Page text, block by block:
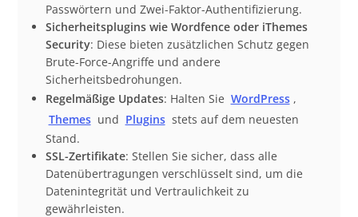
Passwörtern und Zwei-Faktor-Authentifizierung.
Sicherheitsplugins wie Wordfence oder iThemes
Security: Diese bieten zusätzlichen Schutz gegen
Brute-Force-Angriffe und andere
Sicherheitsbedrohungen.
Regelmäßige Updates: Halten Sie WordPress ,
Themes und Plugins stets auf dem neuesten
Stand.
SSL-Zertifikate: Stellen Sie sicher, dass alle
Datenübertragungen verschlüsselt sind, um die
Datenintegrität und Vertraulichkeit zu
gewährleisten.